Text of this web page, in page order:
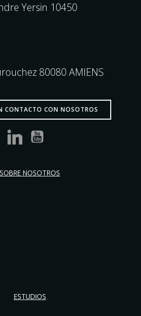
Yersin 10450
80080 AMIENS
CONTACTO CON NOSOTROS
SOBRE NOSOTROS
ESTUDIOS